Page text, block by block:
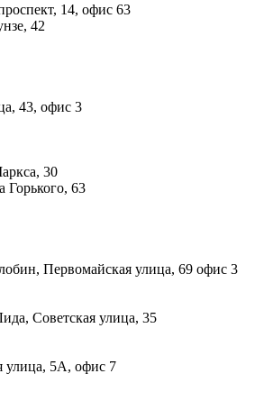
14, офис 63
42
43, офис 3
30
Горького, 63
Первомайская улица, 69 офис 3
Советская улица, 35
улица, 5А, офис 7